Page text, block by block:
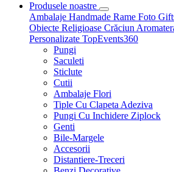
Produsele noastre
Ambalaje Handmade Rame Foto
Obiecte Religioase Crăciun
Personalizate TopEvents360
Pungi
Saculeti
Sticlute
Cutii
Ambalaje Flori
Tiple Cu Clapeta Adeziva
Pungi Cu Inchidere Ziplock
Genti
Bile-Margele
Accesorii
Distantiere-Treceri